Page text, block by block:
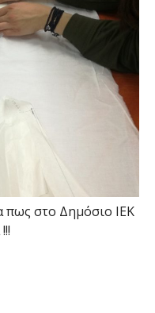
πως στο Δημόσιο ΙΕΚ